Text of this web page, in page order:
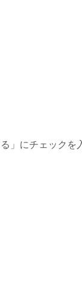
」にチェック